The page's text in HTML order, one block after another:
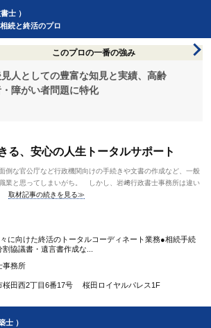
士 ）
続と終活のプロ
このプロの一番の強み
人としての豊富な知見と実績、高齢
障がい者問題に特化
る、安心の人生トータルサポート
倒な官公庁など行政機関向けの手続きや文書の作成など、一般
業と思ってしまいがち。 しかし、岩﨑行政書士事務所は違い
取材記事の続きを見る≫
に向けた終活のトータルコーディネート業務●相続手続
協議書・遺言書作成な...
事務所
桜田西2丁目6番17号 桜田ロイヤルパレス1F
士 ）